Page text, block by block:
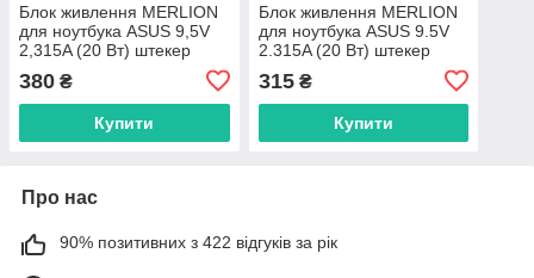
Блок живлення MERLION
для ноутбука ASUS 9,5V
2,315A (20 Вт) штекер
4,8*1.7мм, довжина 0,9м +
кабель
380 ₴
Купити
Блок живлення MERLION
для ноутбука ASUS 9.5V
2.315A (20 Вт) штекер
4.8*1.7мм, довжина 0,9м +
кабель
315₴
Купити
Про нас
90% позитивних з 422 відгуків за рік